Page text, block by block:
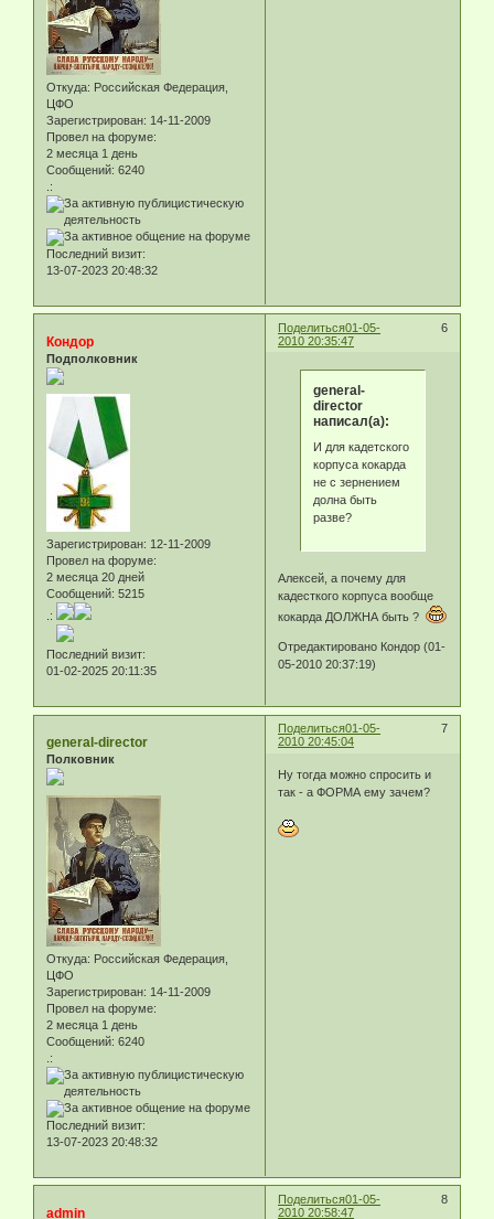
Откуда: Российская Федерация,
ЦФО
Зарегистрирован: 14-11-2009
Провел на форуме:
2 месяца 1 день
Сообщений: 6240
.:
Последний визит:
13-07-2023 20:48:32
Поделиться 6
01-05-
2010 20:35:47
Кондор
Подполковник
Зарегистрирован: 12-11-2009
Провел на форуме:
2 месяца 20 дней
Сообщений: 5215
.:
Последний визит:
01-02-2025 20:11:35
general-
director
написал(а):
И для кадетского
корпуса кокарда
не с зернением
долна быть
разве?
Алексей, а почему для
кадесткого корпуса вообще
кокарда ДОЛЖНА быть ?
Отредактировано Кондор (01-
05-2010 20:37:19)
Поделиться 7
01-05-
2010 20:45:04
general-director
Полковник
Откуда: Российская Федерация,
ЦФО
Зарегистрирован: 14-11-2009
Провел на форуме:
2 месяца 1 день
Сообщений: 6240
.:
Последний визит:
13-07-2023 20:48:32
Ну тогда можно спросить и
так - а ФОРМА ему зачем?
Поделиться 8
01-05-
2010 20:58:47
admin